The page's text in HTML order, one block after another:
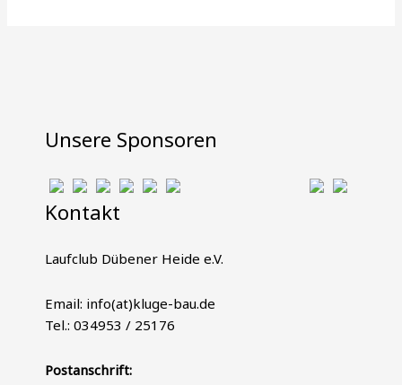
Unsere Sponsoren
Kontakt
Laufclub Dübener Heide e.V.
Email: info(at)kluge-bau.de
Tel.: 034953 / 25176
Postanschrift: